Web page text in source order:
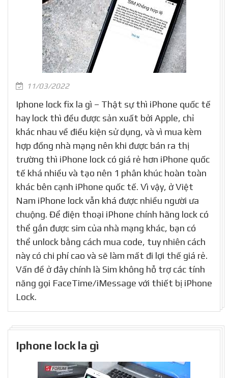
11/03/2022
Iphone lock fix la gì – Thật sự thì iPhone quốc tế
hay lock thì đều được sản xuất bởi Apple, chỉ
khác nhau về điều kiện sử dụng, và vì mua kèm
hợp đồng nhà mạng nên khi được bán ra thị
trường thì iPhone lock có giá rẻ hơn iPhone quốc
tế khá nhiều và tạo nên 1 phân khúc hoàn toàn
khác bên cạnh iPhone quốc tế. Vì vậy, ở Việt
Nam iPhone lock vẫn khá được nhiều người ưa
chuộng. Để điện thoại iPhone chính hãng lock có
thể gắn được sim của nhà mạng khác, bạn có
thể unlock bằng cách mua code, tuy nhiên cách
này có chi phí cao và sẽ làm mất đi lợi thế giá rẻ.
Vấn đề ở đây chính là Sim không hỗ trợ các tính
năng gọi FaceTime/iMessage với thiết bị iPhone
Lock.
Iphone lock la gì